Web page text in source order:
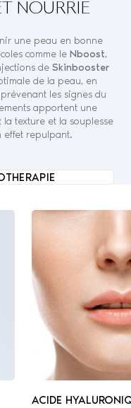
NOURRIE
une peau en bonne
comme le Nboost,
deSkinbooster
de la peau, en
les signes du
apportent une
texture et la souplesse
effet repulpant.
ACIDE